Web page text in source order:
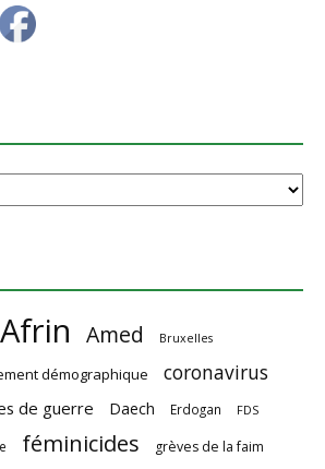
Afrin Amed Bruxelles
démographique coronavirus
de guerre Daech Erdogan FDS
féminicides grèves de la faim